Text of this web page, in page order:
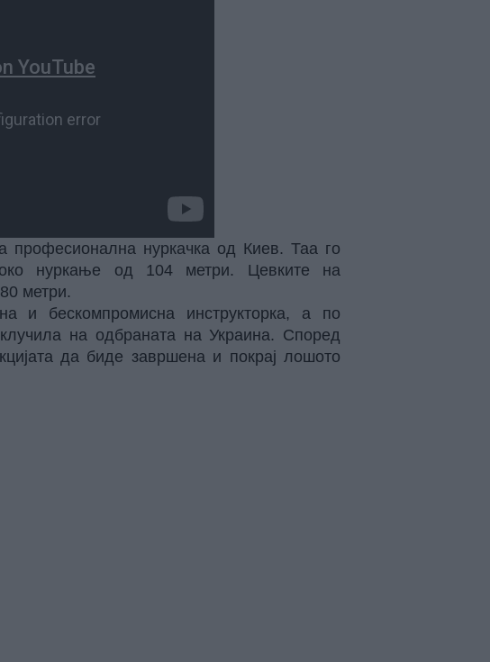
професионална нуркачка од Киев. Таа го
нуркање од 104 метри. Цевките на
метри.
и бескомпромисна инструкторка, а по
на одбраната на Украина. Според
да биде завршена и покрај лошото